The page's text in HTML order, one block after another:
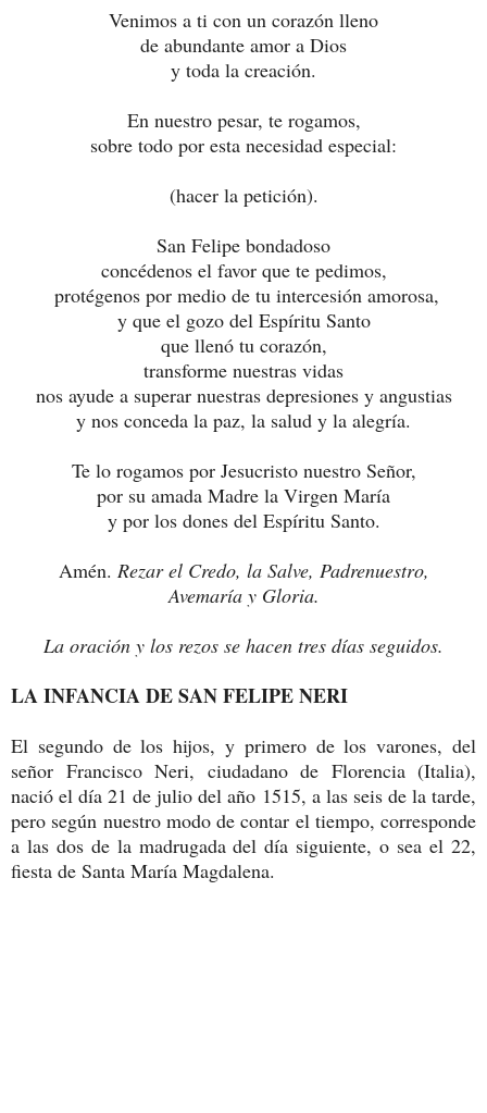
Venimos a ti con un corazón lleno
de abundante amor a Dios
y toda la creación.
En nuestro pesar, te rogamos,
sobre todo por esta necesidad especial:
(hacer la petición).
San Felipe bondadoso
concédenos el favor que te pedimos,
protégenos por medio de tu intercesión amorosa,
y que el gozo del Espíritu Santo
que llenó tu corazón,
transforme nuestras vidas
nos ayude a superar nuestras depresiones y angustias
y nos conceda la paz, la salud y la alegría.
Te lo rogamos por Jesucristo nuestro Señor,
por su amada Madre la Virgen María
y por los dones del Espíritu Santo.
Amén. Rezar el Credo, la Salve, Padrenuestro,
Avemaría y Gloria.
La oración y los rezos se hacen tres días seguidos.
LA INFANCIA DE SAN FELIPE NERI
El segundo de los hijos, y primero de los varones, del
señor Francisco Neri, ciudadano de Florencia (Italia),
nació el día 21 de julio del año 1515, a las seis de la tarde,
pero según nuestro modo de contar el tiempo, corresponde
a las dos de la madrugada del día siguiente, o sea el 22,
fiesta de Santa María Magdalena.